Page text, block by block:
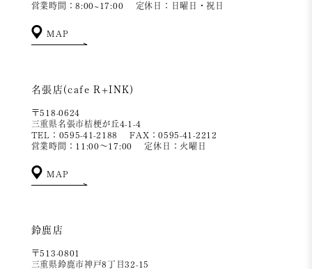
営業時間：8:00~17:00
定休日：日曜日・祝日
MAP
名張店(cafe R+INK)
〒518-0624
三重県名張市桔梗が丘4-1-4
TEL：0595-41-2188
FAX：0595-41-2212
営業時間：11:00～17:00
定休日：火曜日
MAP
鈴鹿店
〒513-0801
三重県鈴鹿市神戸8丁目32-15